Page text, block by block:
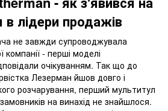
в лідери продажів
не завжди супроводжувала
- перші моделі
очікуванням. Так що до
Лезерман йшов довго і
розчарування, перший мультитул
замовників на винахід не знайшлося.